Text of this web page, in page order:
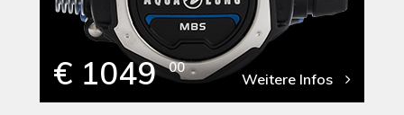
€ 1049 00
Weitere Infos